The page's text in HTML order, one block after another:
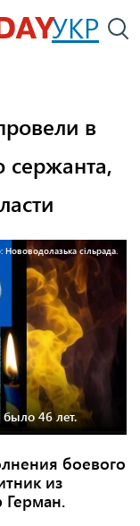
УКР
в
сержанта,
Нововодолазька сільрада.
46 лет.
боевого
из
Герман.